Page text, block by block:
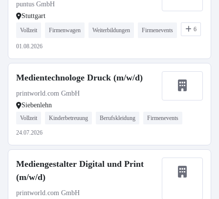
puntus GmbH
Stuttgart
Vollzeit Firmenwagen Weiterbildungen Firmenevents 6
01.08.2026
Medientechnologe Druck (m/w/d)
printworld.com GmbH
Siebenlehn
Vollzeit Kinderbetreuung Berufskleidung Firmenevents
24.07.2026
Mediengestalter Digital und Print
(m/w/d)
printworld.com GmbH